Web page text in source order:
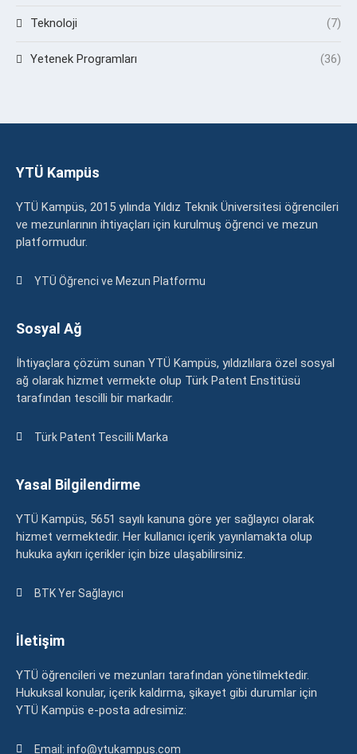
Teknoloji (7)
Yetenek Programları (36)
YTÜ Kampüs
YTÜ Kampüs, 2015 yılında Yıldız Teknik Üniversitesi öğrencileri
ve mezunlarının ihtiyaçları için kurulmuş öğrenci ve mezun
platformudur.
YTÜ Öğrenci ve Mezun Platformu
Sosyal Ağ
İhtiyaçlara çözüm sunan YTÜ Kampüs, yıldızlılara özel sosyal
ağ olarak hizmet vermekte olup Türk Patent Enstitüsü
tarafından tescilli bir markadır.
Türk Patent Tescilli Marka
Yasal Bilgilendirme
YTÜ Kampüs, 5651 sayılı kanuna göre yer sağlayıcı olarak
hizmet vermektedir. Her kullanıcı içerik yayınlamakta olup
hukuka aykırı içerikler için bize ulaşabilirsiniz.
BTK Yer Sağlayıcı
İletişim
YTÜ öğrencileri ve mezunları tarafından yönetilmektedir.
Hukuksal konular, içerik kaldırma, şikayet gibi durumlar için
YTÜ Kampüs e-posta adresimiz:
Email: info@ytukampus.com